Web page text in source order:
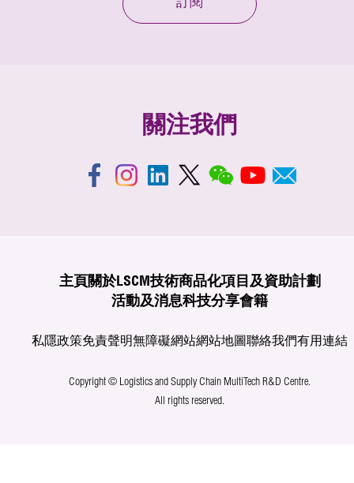
訂閱
關注我們
主頁 關於LSCM技術商品化項目及資助計劃
活動及消息科技分享會籍
私隱政策免責聲明無障礙網站網站地圖聯絡我們有用連結
Copyright © Logistics and Supply Chain MultiTech R&D Centre.
All rights reserved.